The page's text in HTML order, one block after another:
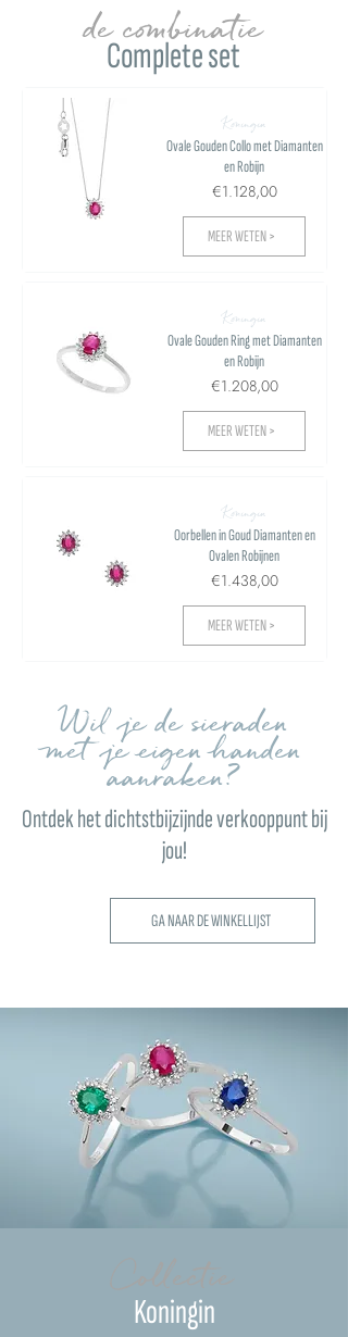
Complete set
de combinatie
Koningin
Ovale Gouden Collo met Diamanten
en Robijn
€1.128,00
MEER WETEN >
Koningin
Ovale Gouden Ring met Diamanten
en Robijn
€1.208,00
MEER WETEN >
Koningin
Oorbellen in Goud Diamanten en
Ovalen Robijnen
€1.438,00
MEER WETEN >
Wil je de sieraden
met je eigen handen
aanraken?
Ontdek het dichtstbijzijnde verkooppunt bij
jou!
GA NAAR DE WINKELLIJST
Koningin